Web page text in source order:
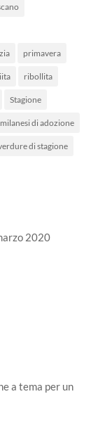
primavera
ribollita
Stagione
di adozione
di stagione
2020
a tema per un